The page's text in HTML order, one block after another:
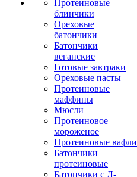
Протеиновые
блинчики
Ореховые
батончики
Батончики
веганские
Готовые завтраки
Ореховые пасты
Протеиновые
маффины
Мюсли
Протеиновое
мороженое
Протеиновые вафли
Батончики
протеиновые
Батончики с Л-